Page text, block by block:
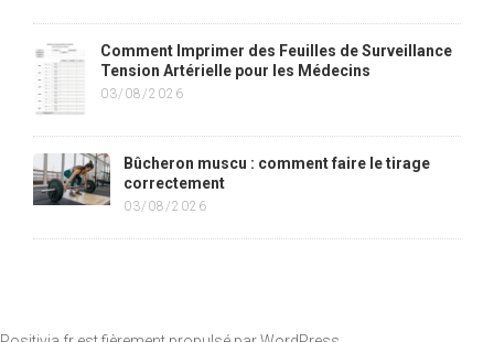
Comment Imprimer des Feuilles de Surveillance
Tension Artérielle pour les Médecins
03/08/2026
Bûcheron muscu : comment faire le tirage
correctement
03/08/2026